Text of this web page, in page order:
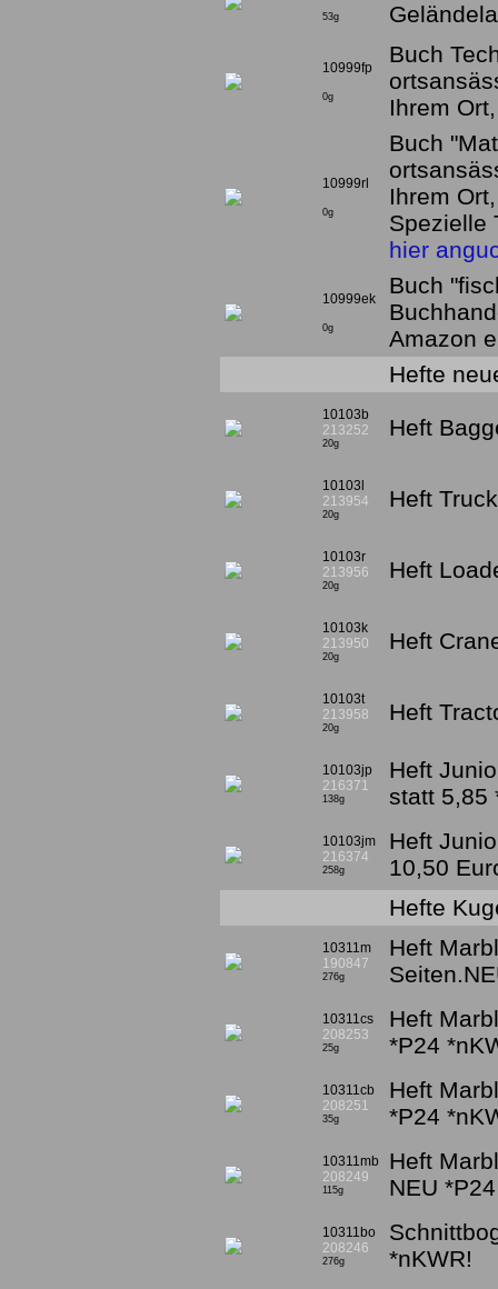
53g
10999fp
0g
Buch
Ihrem
10999rl
0g
Buch
Ihrem
Spezielle
hier
10999ek
0g
Buch
Amazon
Hefte
10103b
213252
20g
Heft
10103l
213954
20g
Heft
10103r
213956
20g
Heft
10103k
213950
20g
Heft
10103t
213958
20g
Heft
10103jp
216371
138g
Heft
statt 5,85
10103jm
216374
258g
Heft
10,50
Hefte
10311m
190847
276g
Heft
10311cs
208253
25g
Heft
*P24
10311cb
208251
35g
Heft
*P24
10311mb
208249
115g
Heft
NEU
10311bo
208246
276g
*nKWR!